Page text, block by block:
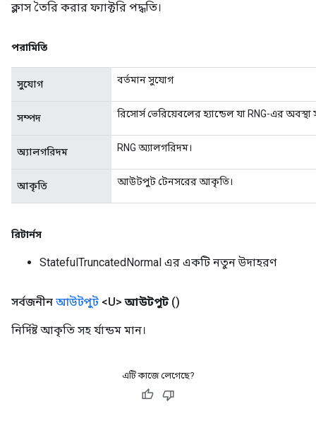
ক্লাস তৈরি করার ফ্যাক্টরি পদ্ধতি।
পরামিতি
সুযোগ বর্তমান সুযোগ
সম্পদ রিসোর্স ভেরিয়েবলের হ্যান্ডেল যা RNG-এর অবস্থা
অ্যালগরিদম RNG অ্যালগরিদম।
আকৃতি আউটপুট টেনসরের আকৃতি।
রিটার্নস
StatefulTruncatedNormal এর একটি নতুন উদাহরণ
সর্বজনীন আউটপুট <U> আউটপুট ()
নির্দিষ্ট আকৃতি সহ র্যান্ডম মান।
এটি কাজে লেগেছে?